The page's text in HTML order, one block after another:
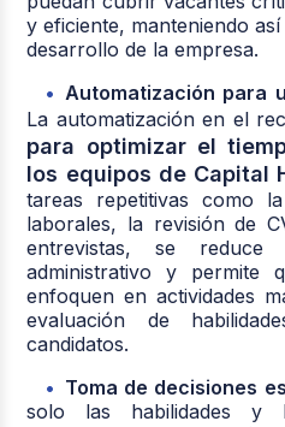
y eficiente, manteniendo
desarrollo de la empresa.
Automatización para
La automatización en el
para optimizar el
los equipos de Capital
tareas repetitivas como
laborales, la revisión de
entrevistas, se
administrativo y permite
enfoquen en actividades
evaluación de
candidatos.
Toma de decisiones
solo las habilidades y